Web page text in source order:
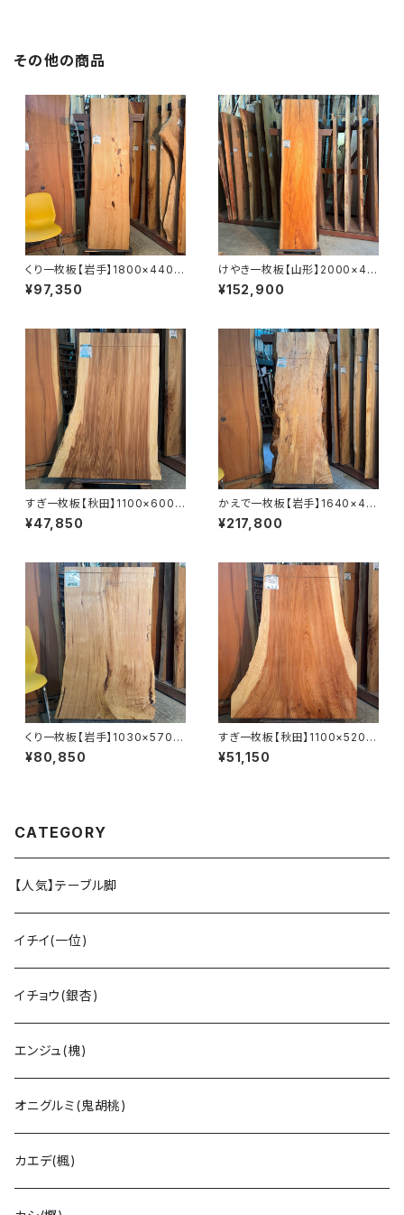
その他の商品
くり一枚板【岩手】1800×440~
500×38㎜【オイル塗装 仕上げ
済み】
¥97,350
けやき一枚板【山形】2000×44
0~480×58㎜【オイル塗装 仕
上げ済み】
¥152,900
すぎ一枚板【秋田】1100×600~
860×41㎜【オイル塗装 仕上げ
済み】
¥47,850
かえで一枚板【岩手】1640×45
0~660×39㎜【オイル塗装 仕
上げ済み】
¥217,800
くり一枚板【岩手】1030×570~
680×24㎜【オイル塗装 仕上げ
済み】
¥80,850
すぎ一枚板【秋田】1100×520~
900×40㎜【オイル塗装 仕上げ
済み】
¥51,150
CATEGORY
【人気】テーブル脚
イチイ(一位)
イチョウ(銀杏)
エンジュ(槐)
オニグルミ(鬼胡桃)
カエデ(楓)